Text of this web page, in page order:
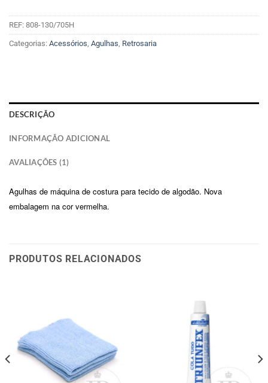
REF: 808-130/705H
Categorias: Acessórios Agulhas Retrosaria
DESCRIÇÃO
INFORMAÇÃO ADICIONAL
AVALIAÇÕES (1)
Agulhas de máquina de costura para tecido de algodão. Nova
embalagem na cor vermelha.
PRODUTOS RELACIONADOS